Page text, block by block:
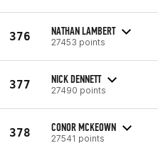
376 NATHAN LAMBERT
27453 points
377 NICK DENNETT
27490 points
378 CONOR MCKEOWN
27541 points